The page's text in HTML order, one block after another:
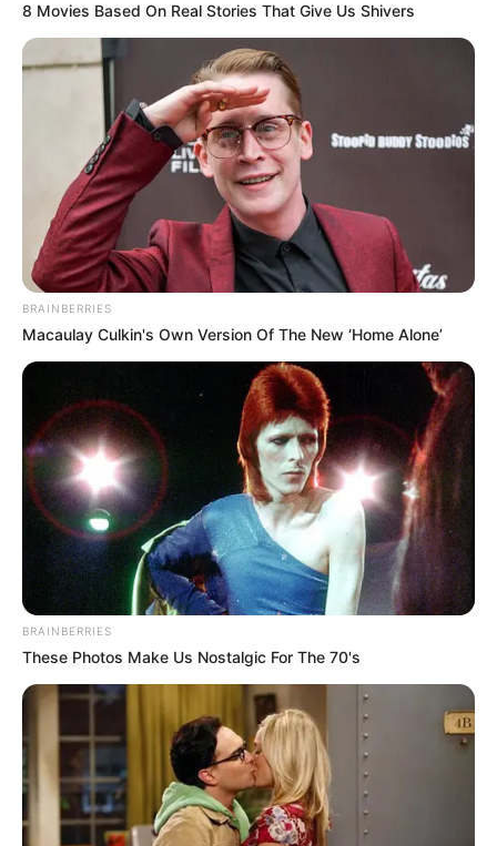
8 Movies Based On Real Stories That Give Us Shivers
BRAINBERRIES
Macaulay Culkin's Own Version Of The New ‘Home Alone’
BRAINBERRIES
These Photos Make Us Nostalgic For The 70's